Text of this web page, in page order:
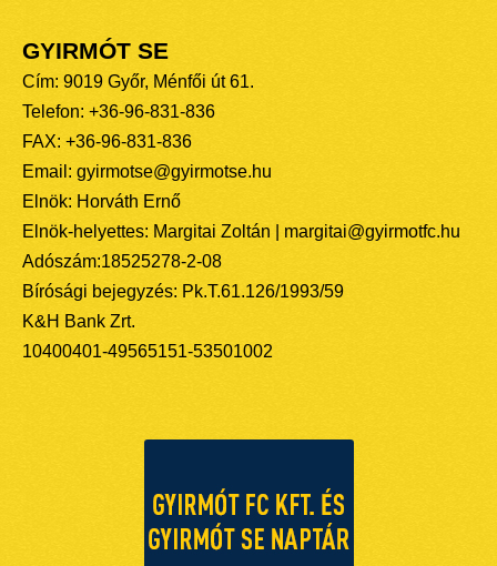
GYIRMÓT SE
Cím: 9019 Győr, Ménfői út 61.
Telefon: +36-96-831-836
FAX: +36-96-831-836
Email: gyirmotse@gyirmotse.hu
Elnök: Horváth Ernő
Elnök-helyettes: Margitai Zoltán | margitai@gyirmotfc.hu
Adószám:18525278-2-08
Bírósági bejegyzés: Pk.T.61.126/1993/59
K&H Bank Zrt.
10400401-49565151-53501002